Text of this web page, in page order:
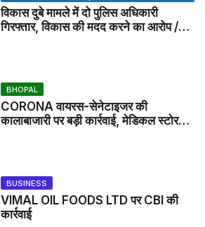
विकास दुबे मामले में दो पुलिस अधिकारी
गिरफ्तार, विकास की मदद करने का आरोप /
BHOPAL
CORONA वायरस-सेनेटाइजर की
कालाबाजारी पर बड़ी कार्रवाई, मेडिकल स्टोर
BUSINESS
VIMAL OIL FOODS LTD पर CBI की
कार्रवाई